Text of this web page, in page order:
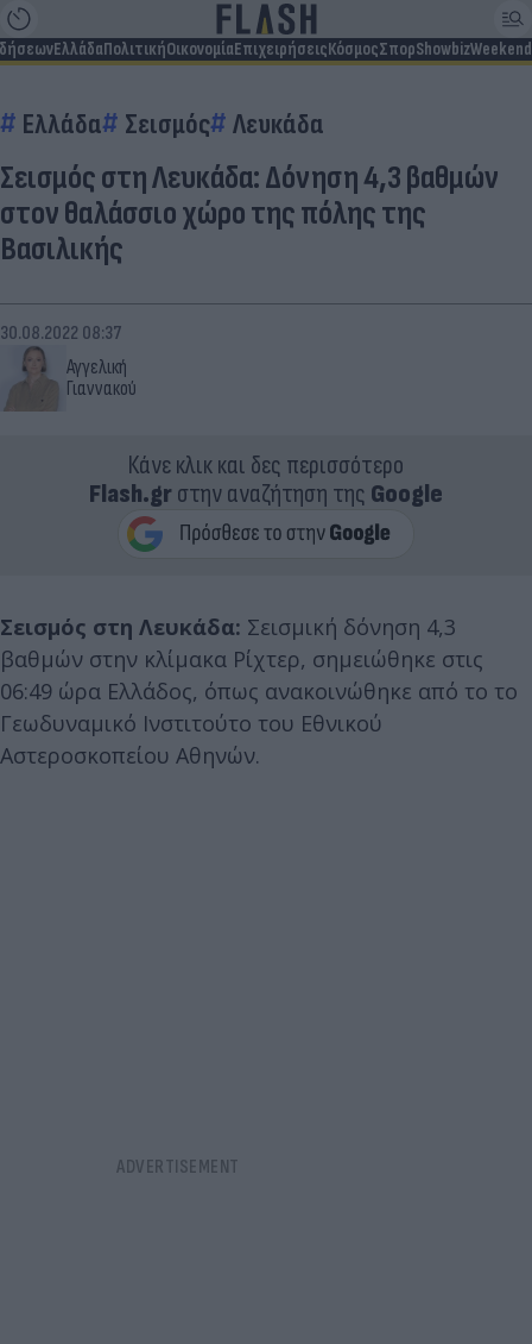
ΕλλάδαΠολιτικήΟικονομίαΕπιχειρήσειςΚόσμοςΣπορShowbizWeekend
Ελλάδα Σεισμός Λευκάδα
Σεισμός στη Λευκάδα: Δόνηση 4,3 βαθμών
στον θαλάσσιο χώρο της πόλης της
Βασιλικής
Αγγελική
Γιαννακού
30.08.2022 08:37
Κάνε κλικ και δες περισσότερο
Flash.grστην αναζήτηση της Google
Σεισμός στη Λευκάδα: Σεισμική δόνηση 4,3
βαθμών στην κλίμακα Ρίχτερ, σημειώθηκε στις
06:49 ώρα Ελλάδος, όπως ανακοινώθηκε από το το
Γεωδυναμικό Ινστιτούτο του Εθνικού
Αστεροσκοπείου Αθηνών.